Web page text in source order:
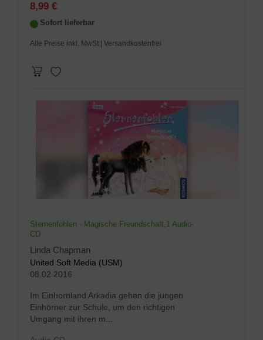
8,99 €
Sofort lieferbar
Alle Preise inkl. MwSt | Versandkostenfrei
Sternenfohlen - Magische Freundschaft,1 Audio-
CD
Linda Chapman
United Soft Media (USM)
08.02.2016
Im Einhornland Arkadia gehen die jungen
Einhörner zur Schule, um den richtigen
Umgang mit ihren m...